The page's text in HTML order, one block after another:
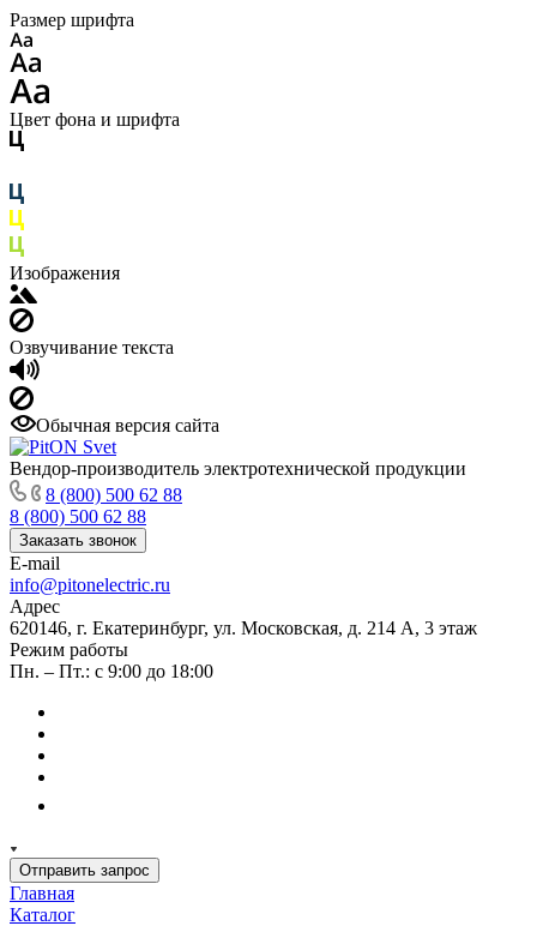
Размер шрифта
Цвет фона и шрифта
Изображения
Озвучивание текста
Обычная версия сайта
Вендор-производитель электротехнической продукции
8 (800) 500 62 88
8 (800) 500 62 88
Заказать звонок
E-mail
info@pitonelectric.ru
Адрес
620146, г. Екатеринбург, ул. Московская, д. 214 А, 3 этаж
Режим работы
Пн. – Пт.: с 9:00 до 18:00
Отправить запрос
Главная
Каталог